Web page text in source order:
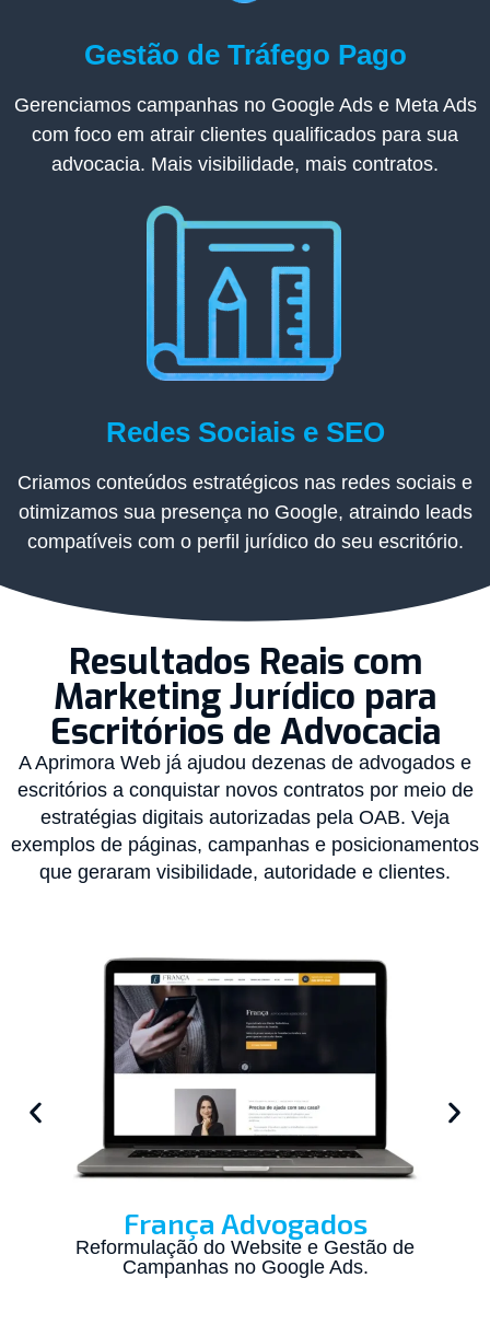
Gestão de Tráfego Pago
Gerenciamos campanhas no Google Ads e Meta Ads
com foco em atrair clientes qualificados para sua
advocacia. Mais visibilidade, mais contratos.
Redes Sociais e SEO​
Criamos conteúdos estratégicos nas redes sociais e
otimizamos sua presença no Google, atraindo leads
compatíveis com o perfil jurídico do seu escritório.
Resultados Reais com
Marketing Jurídico para
Escritórios de Advocacia
A Aprimora Web já ajudou dezenas de advogados e
escritórios a conquistar novos contratos por meio de
estratégias digitais autorizadas pela OAB. Veja
exemplos de páginas, campanhas e posicionamentos
que geraram visibilidade, autoridade e clientes.
França Advogados
Reformulação do Website e Gestão de
Campanhas no Google Ads.